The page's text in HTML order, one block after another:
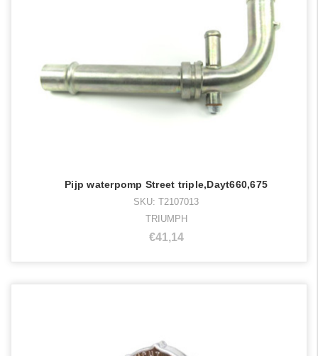
Pijp waterpomp Street triple,Dayt660,675
SKU: T2107013
TRIUMPH
€41,14